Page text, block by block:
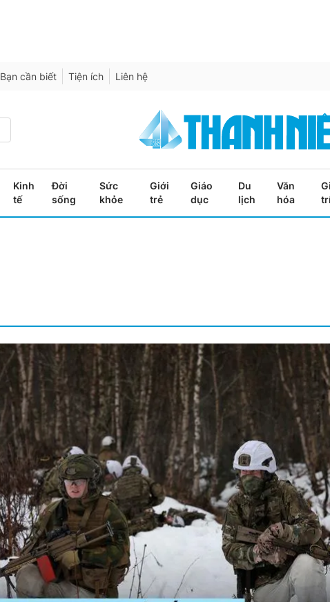
Bạn cần biết Tiện ích Liên hệ
Kinh
tế
Đời
sống
Sức
khỏe
Giới
trẻ
Giáo
dục
Du
lịch
Văn
hóa